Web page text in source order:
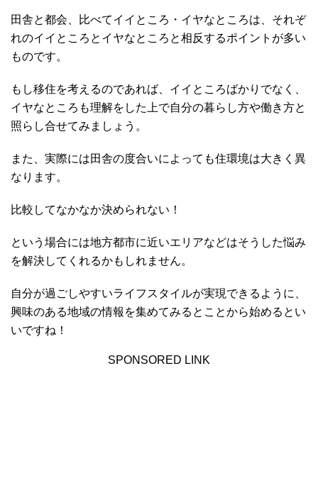
田舎と都会、比べてイイところ・イヤなところは、それぞ
れのイイところとイヤなところと相反するポイントが多い
ものです。
もし移住を考えるのであれば、イイところばかりでなく、
イヤなところも理解をした上で自分の暮らし方や働き方と
照らし合せてみましょう。
また、実際には田舎の度合いによっても住環境は大きく異
なります。
比較してなかなか決められない！
という場合には地方都市に近いエリアなどはそうした悩み
を解決してくれるかもしれません。
自分が過ごしやすいライフスタイルが実現できるように、
興味のある地域の情報を集めてみるとことから始めるとい
いですね！
SPONSORED LINK